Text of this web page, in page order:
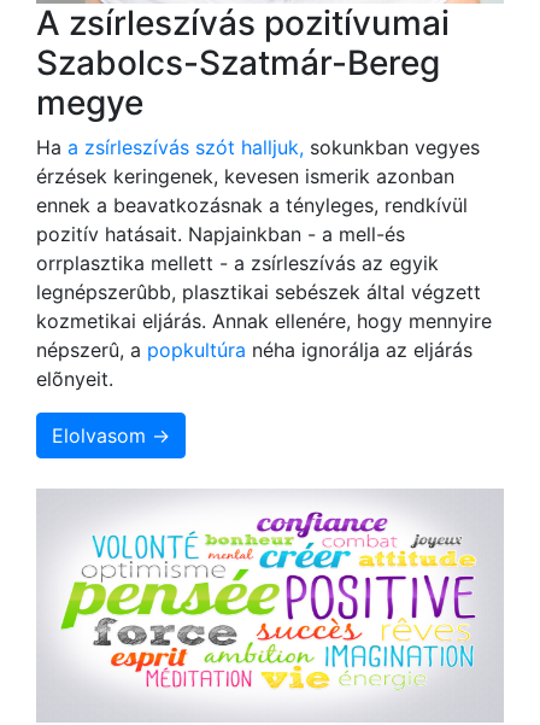
A zsírleszívás pozitívumai
Szabolcs-Szatmár-Bereg
megye
Ha a zsírleszívás szót halljuk, sokunkban vegyes
érzések keringenek, kevesen ismerik azonban
ennek a beavatkozásnak a tényleges, rendkívül
pozitív hatásait. Napjainkban - a mell-és
orrplasztika mellett - a zsírleszívás az egyik
legnépszerûbb, plasztikai sebészek által végzett
kozmetikai eljárás. Annak ellenére, hogy mennyire
népszerû, a popkultúra néha ignorálja az eljárás
elõnyeit.
Elolvasom →